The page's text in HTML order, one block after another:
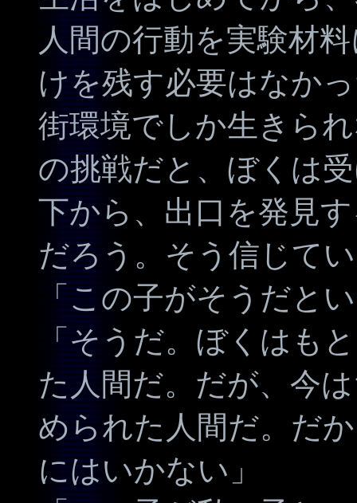
人間の行動を実験材
けを残す必要はなか
街環境でしか生きら
の挑戦だと、ぼくは
下から、出口を発見
だろう。そう信じて
「この子がそうだと
「そうだ。ぼくはも
た人間だ。だが、今
められた人間だ。だ
にはいかない」